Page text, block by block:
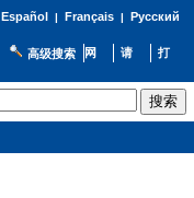
Español | Français| Русский
高级搜索